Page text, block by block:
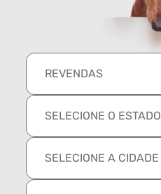
REVENDAS
SELECIONE O ESTADO
SELECIONE A CIDADE